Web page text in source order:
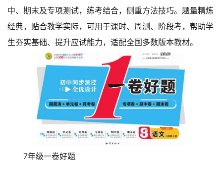
中、期末及专项测试，练考结合，侧重方法技巧。题量精炼
经典，贴合教学实际，可用于课时、周测、阶段考，帮助学
生夯实基础、提升应试能力，适配全国多数版本教材。
7年级一卷好题